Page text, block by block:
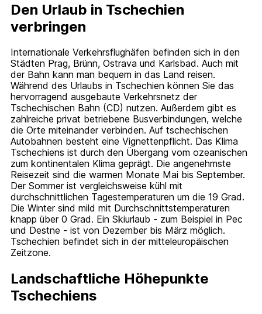
Den Urlaub in Tschechien
verbringen
Internationale Verkehrsflughäfen befinden sich in den
Städten Prag, Brünn, Ostrava und Karlsbad. Auch mit
der Bahn kann man bequem in das Land reisen.
Während des Urlaubs in Tschechien können Sie das
hervorragend ausgebaute Verkehrsnetz der
Tschechischen Bahn (CD) nutzen. Außerdem gibt es
zahlreiche privat betriebene Busverbindungen, welche
die Orte miteinander verbinden. Auf tschechischen
Autobahnen besteht eine Vignettenpflicht. Das Klima
Tschechiens ist durch den Übergang vom ozeanischen
zum kontinentalen Klima geprägt. Die angenehmste
Reisezeit sind die warmen Monate Mai bis September.
Der Sommer ist vergleichsweise kühl mit
durchschnittlichen Tagestemperaturen um die 19 Grad.
Die Winter sind mild mit Durchschnittstemperaturen
knapp über 0 Grad. Ein Skiurlaub - zum Beispiel in Pec
und Destne - ist von Dezember bis März möglich.
Tschechien befindet sich in der mitteleuropäischen
Zeitzone.
Landschaftliche Höhepunkte
Tschechiens